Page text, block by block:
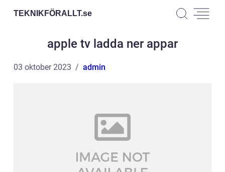
TEKNIKFÖRALLT.se
apple tv ladda ner appar
03 oktober 2023 admin